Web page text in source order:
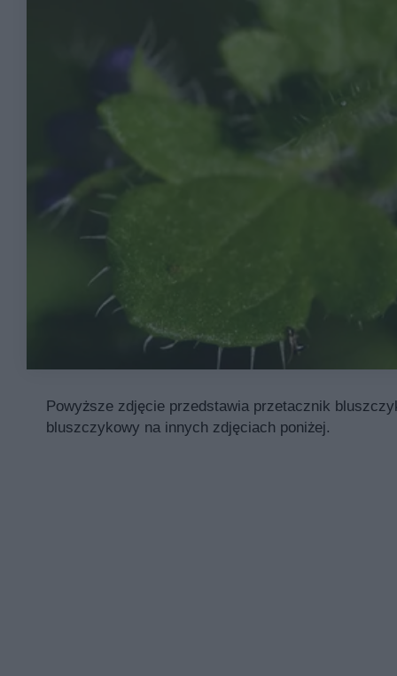
Powyższe zdjęcie przedstawia przetacznik
bluszczykowy na innych zdjęciach poniżej.